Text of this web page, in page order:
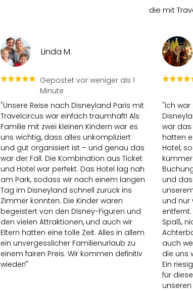
die mit
Linda M.
Gepostet vor weniger als 1
Minute
"Unsere Reise nach Disneyland Paris mit
Travelcircus war einfach traumhaft! Als
Familie mit zwei kleinen Kindern war es
uns wichtig, dass alles unkompliziert
und gut organisiert ist – und genau das
war der Fall. Die Kombination aus Ticket
und Hotel war perfekt. Das Hotel lag nah
am Park, sodass wir nach einem langen
Tag im Disneyland schnell zurück ins
Zimmer konnten. Die Kinder waren
begeistert von den Disney-Figuren und
den vielen Attraktionen, und auch wir
Eltern hatten eine tolle Zeit. Alles in allem
ein unvergesslicher Familienurlaub zu
einem fairen Preis. Wir kommen definitiv
wieder!"
"Ich
war das
hatten
Hotel,
und
und nur
Spaß,
auch
die uns
Ein
für